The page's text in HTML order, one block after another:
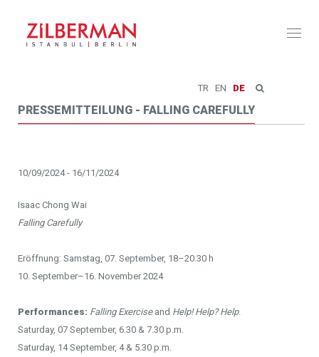
TR EN DE
PRESSEMITTEILUNG - FALLING CAREFULLY
10/09/2024 - 16/11/2024
Isaac Chong Wai
Falling Carefully
Eröffnung: Samstag, 07. September, 18–20.30 h
10. September–16. November 2024
Performances: Falling Exerciseand Help! Help? Help.
Saturday, 07 September, 6.30 & 7.30 p.m.
Saturday, 14 September, 4 & 5.30 p.m.